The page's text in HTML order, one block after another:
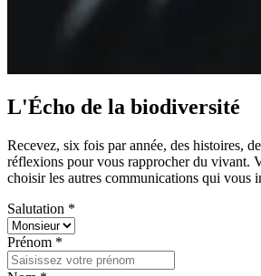
L'Écho de la biodiversité
Recevez, six fois par année, des histoires,
réflexions pour vous rapprocher du vivant.
choisir les autres communications qui vous
Salutation *
Prénom *